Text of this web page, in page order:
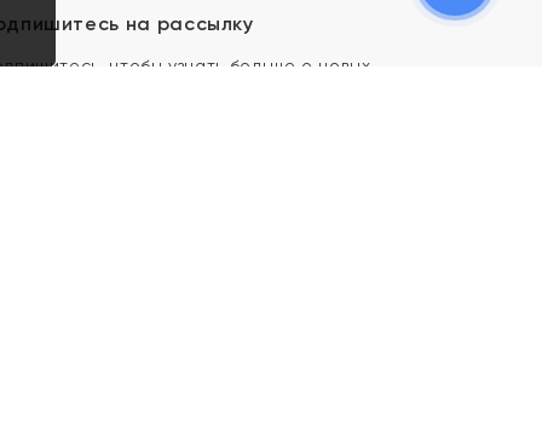
на рассылку
чтобы узнать больше о новых